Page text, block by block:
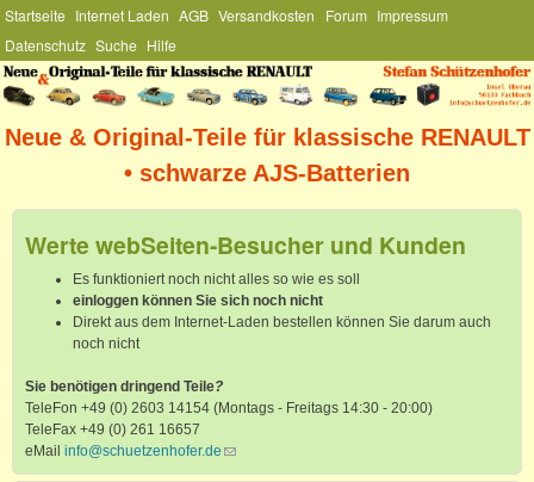
Direkt zum Inhalt
Hauptmenü
Startseite Internet Laden AGB Versandkosten Forum Impressum
Datenschutz Suche Hilfe
Stefan
Schützenhofer
Neue & Original-Teile für klassische RENAULT
• schwarze AJS-Batterien
Werte webSeiten-Besucher und Kunden
Es funktioniert noch nicht alles so wie es soll
einloggen können Sie sich noch nicht
Direkt aus dem Internet-Laden bestellen können Sie darum auch
noch nicht
Sie benötigen dringend Teile?
TeleFon +49 (0) 2603 14154 (Montags - Freitags 14:30 - 20:00)
TeleFax +49 (0) 261 16657
eMail info@schuetzenhofer.de (link sends e-mail)